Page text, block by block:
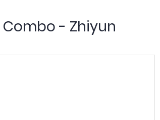
Combo - Zhiyun